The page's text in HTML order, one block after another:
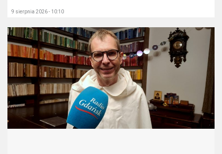
9 sierpnia 2026 - 10:10